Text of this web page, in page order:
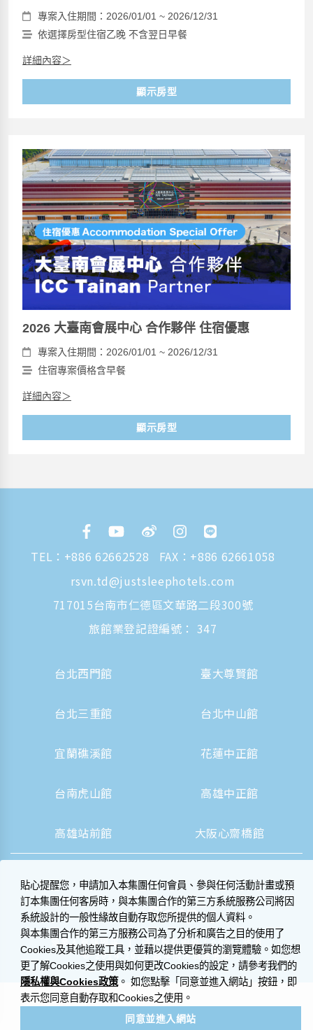
專案入住期間：2026/01/01 ~ 2026/12/31
依選擇房型住宿乙晚 不含翌日早餐
詳細內容＞
顯示房型
2026 大臺南會展中心 合作夥伴 住宿優惠
專案入住期間：2026/01/01 ~ 2026/12/31
住宿專案價格含早餐
詳細內容＞
顯示房型
TEL： +886 62662528
FAX：+886 62661058
rsvn.td@justsleephotels.com
717015台南市仁德區文華路二段300號
旅館業登記證編號： 347
台北西門館 臺大尊賢館
台北三重館 台北中山館
宜蘭礁溪館 花蓮中正館
台南虎山館 高雄中正館
高雄站前館 大阪心齋橋館
營業人資訊揭露 |
隱私權聲明與 Cookie 政策
© 2014-2026 晶華國際酒店集團
貼心提醒您，申請加入本集團任何會員、參與任何活動計畫或預
訂本集團任何客房時，與本集團合作的第三方系統服務公司將因
系統設計的一般性緣故自動存取您所提供的個人資料。
與本集團合作的第三方服務公司為了分析和廣告之目的使用了
Cookies及其他追蹤工具，並藉以提供更優質的瀏覽體驗。如您想
更了解Cookies之使用與如何更改Cookies的設定，請參考我們的
隱私權與Cookies政策 。 如您點擊「同意並進入網站」按鈕，即
表示您同意自動存取和Cookies之使用。
同意並進入網站